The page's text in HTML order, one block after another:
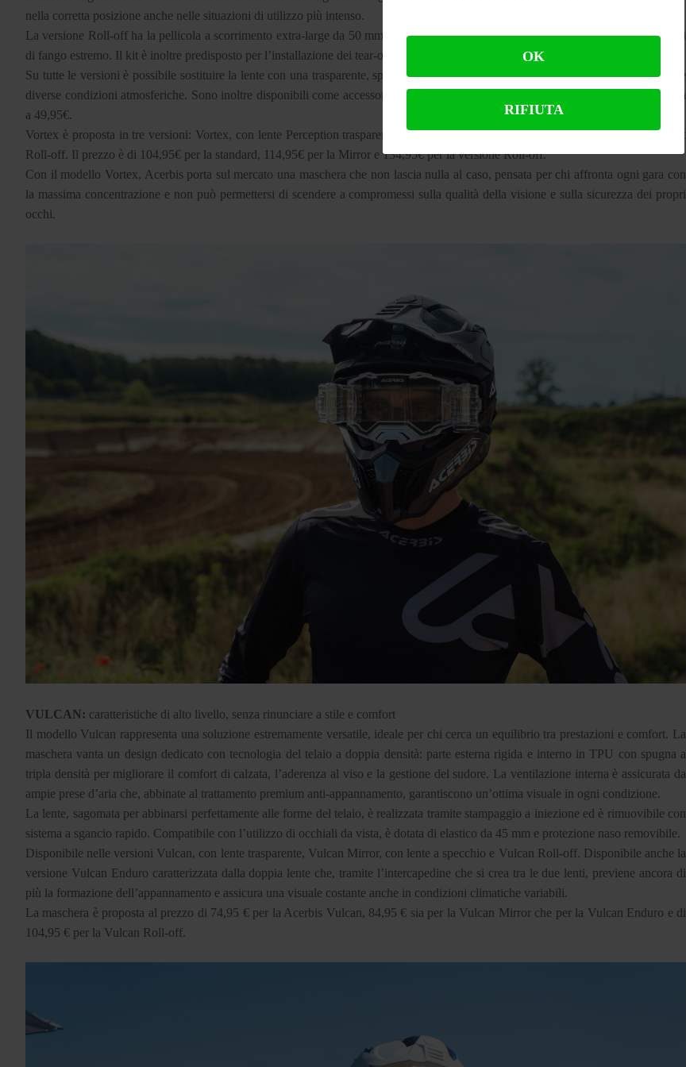
nella corretta posizione anche nelle situazioni di utilizzo più intenso.
La versione Roll-off ha la pellicola a scorrimento extra-large da 50 mm che permette di avere un’ottima visuale anche in condizioni
di fango estremo. Il kit è inoltre predisposto per l’installazione dei tear-off sopra il kit roll-off per le prime fasi di gara.
Su tutte le versioni è possibile sostituire la lente con una trasparente, specchiata e Roll-off, potendo quindi adattare la maschera alle
diverse condizioni atmosferiche. Sono inoltre disponibili come accessori la doppia lente “Enduro” a 29,95€ e la lente fotocromatica
a 49,95€.
Vortex è proposta in tre versioni: Vortex, con lente Perception trasparente, Vortex Mirror, con lente Perception a specchio e Vortex
Roll-off. Il prezzo è di 104,95€ per la standard, 114,95€ per la Mirror e 134,95€ per la versione Roll-off.
Con il modello Vortex, Acerbis porta sul mercato una maschera che non lascia nulla al caso, pensata per chi affronta ogni gara con
la massima concentrazione e non può permettersi di scendere a compromessi sulla qualità della visione e sulla sicurezza dei propri
occhi.
VULCAN: caratteristiche di alto livello, senza rinunciare a stile e comfort
Il modello Vulcan rappresenta una soluzione estremamente versatile, ideale per chi cerca un equilibrio tra prestazioni e comfort. La
maschera vanta un design dedicato con tecnologia del telaio a doppia densità: parte esterna rigida e interno in TPU con spugna a
tripla densità per migliorare il comfort di calzata, l’aderenza al viso e la gestione del sudore. La ventilazione interna è assicurata da
ampie prese d’aria che, abbinate al trattamento premium anti-appannamento, garantiscono un’ottima visuale in ogni condizione.
La lente, sagomata per abbinarsi perfettamente alle forme del telaio, è realizzata tramite stampaggio a iniezione ed è rimuovibile con
sistema a sgancio rapido. Compatibile con l’utilizzo di occhiali da vista, è dotata di elastico da 45 mm e protezione naso removibile.
Disponibile nelle versioni Vulcan, con lente trasparente, Vulcan Mirror, con lente a specchio e Vulcan Roll-off. Disponibile anche la
versione Vulcan Enduro caratterizzata dalla doppia lente che, tramite l’intercapedine che si crea tra le due lenti, previene ancora di
più la formazione dell’appannamento e assicura una visuale costante anche in condizioni climatiche variabili.
La maschera è proposta al prezzo di 74,95 € per la Acerbis Vulcan, 84,95 € sia per la Vulcan Mirror che per la Vulcan Enduro e di
104,95 € per la Vulcan Roll-off.
OK
RIFIUTA